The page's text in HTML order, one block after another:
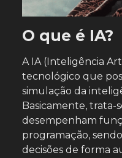
O que é IA?
A IA (Inteligência
tecnológico que
simulação da
Basicamente, trata-
desempenham
programação,
decisões de forma